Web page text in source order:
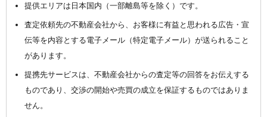
提供エリアは日本国内（一部離島等を除く）です。
査定依頼先の不動産会社から、お客様に有益と思われる広告・宣
伝等を内容とする電子メール（特定電子メール）が送られること
があります。
提携先サービスは、不動産会社からの査定等の回答をお伝えする
ものであり、交渉の開始や売買の成立を保証するものではありま
せん。